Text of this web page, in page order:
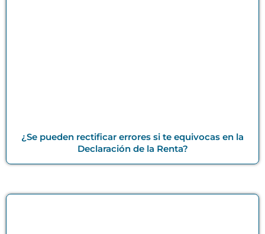
¿Se pueden rectificar errores si te equivocas en la
Declaración de la Renta?